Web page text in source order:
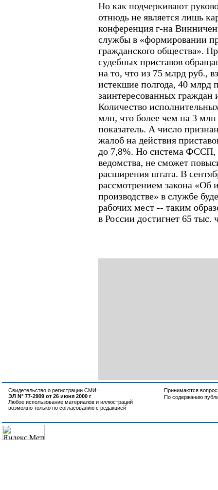
Но как подчеркивают
отнюдь не является лишь
конференция г-на
службы в «формировании
гражданского общества».
судебных приставов
на то, что из 75 млрд руб.,
истекшие полгода, 40 млрд
заинтересованных
Количество
млн, что более чем на 3
показатель. А число
жалоб на действия
до 7,8%. Но система ФССП,
ведомства, не сможет
расширения штата. В
рассмотрением закона «Об
производстве» в службе
рабочих мест -- таким
в России достигнет 65 тыс.
Свидетельство о регистрации СМИ:
ЭЛ N° 77-2909 от 26 июня 2000 г
Любое использование материалов и иллюстраций
возможно только по согласованию с редакцией
Принимаются
По содержанию